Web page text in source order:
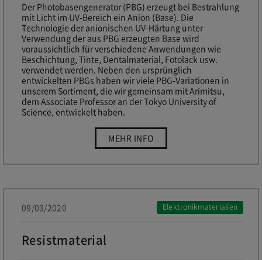
Der Photobasengenerator (PBG) erzeugt bei Bestrahlung
mit Licht im UV-Bereich ein Anion (Base). Die
Technologie der anionischen UV-Härtung unter
Verwendung der aus PBG erzeugten Base wird
voraussichtlich für verschiedene Anwendungen wie
Beschichtung, Tinte, Dentalmaterial, Fotolack usw.
verwendet werden. Neben den ursprünglich
entwickelten PBGs haben wir viele PBG-Variationen in
unserem Sortiment, die wir gemeinsam mit Arimitsu,
dem Associate Professor an der Tokyo University of
Science, entwickelt haben.
MEHR INFO
09/03/2020 Elektronikmaterialien
Resistmaterial